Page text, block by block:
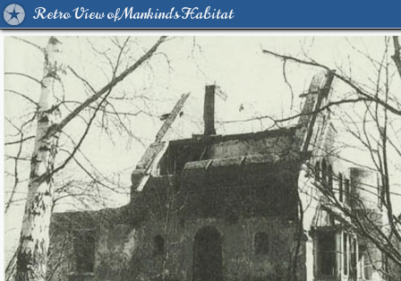
Retro View of Mankind's Habitat